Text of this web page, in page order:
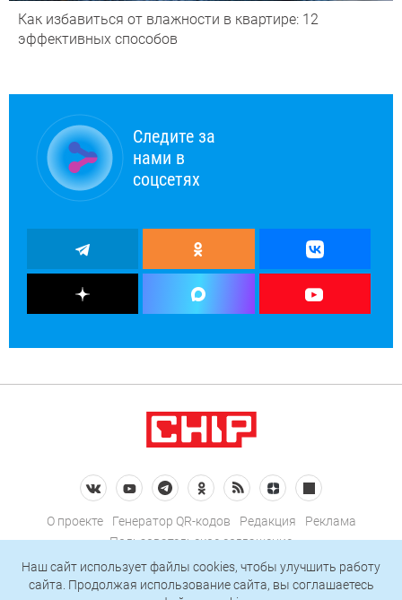
Как избавиться от влажности в квартире: 12
эффективных способов
Следите за
нами в
соцсетях
О проекте Генератор QR-кодов Редакция
Реклама
Пользовательское соглашение
Политика конфиденциальности
Наш сайт использует файлы cookies, чтобы улучшить работу
сайта. Продолжая использование сайта, вы соглашаетесь